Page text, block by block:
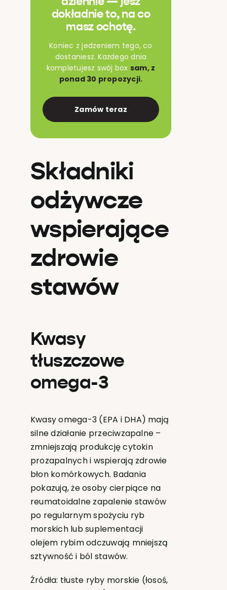
dokładnie to, na co
masz ochotę.
Koniec z jedzeniem tego, co
dostaniesz. Każdego dnia
kompletujesz swój box sam, z
ponad 30 propozycji.
Zamów teraz
Składniki
odżywcze
wspierające
zdrowie
stawów
Kwasy
tłuszczowe
omega-3
Kwasy omega-3 (EPA i DHA) mają
silne działanie przeciwzapalne –
zmniejszają produkcję cytokin
prozapalnych i wspierają zdrowie
błon komórkowych. Badania
pokazują, że osoby cierpiące na
reumatoidalne zapalenie stawów
po regularnym spożyciu ryb
morskich lub suplementacji
olejem rybim odczuwają mniejszą
sztywność i ból stawów.
Źródła: tłuste ryby morskie (łosoś,